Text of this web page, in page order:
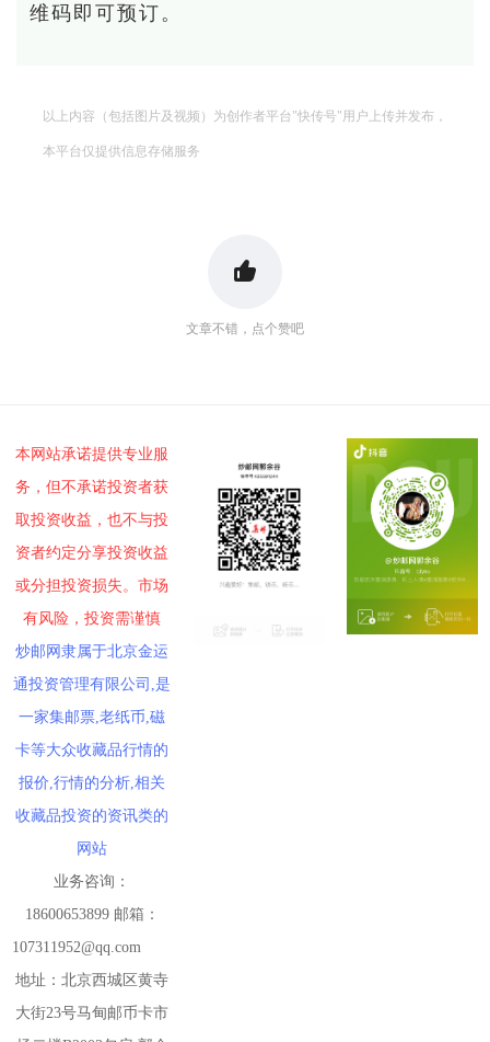
维码即可预订。
以上内容（包括图片及视频）为创作者平台"快传号"用户上传并发布，
本平台仅提供信息存储服务
文章不错，点个赞吧
本网站承诺提供专业服
务，但不承诺投资者获
取投资收益，也不与投
资者约定分享投资收益
或分担投资损失。市场
有风险，投资需谨慎
炒邮网隶属于北京金运
通投资管理有限公司,是
一家集邮票,老纸币,磁
卡等大众收藏品行情的
报价,行情的分析,相关
收藏品投资的资讯类的
网站
业务咨询：
18600653899 邮箱：
107311952@qq.com
地址：北京西城区黄寺
大街23号马甸邮币卡市